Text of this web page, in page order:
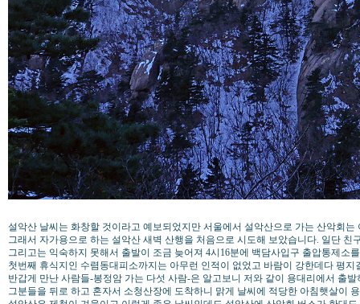
설악산 날씨는 화창할 것이라고 예보되었지만 서울에서 설악산으로 가는 산악회
그래서 자가용으로 하는 설악산 새벽 산행을 처음으로 시도해 보았습니다. 일단 친
그리고는 익숙하지 못해서 출발이 조금 늦어져 4시16분에 백담사입구 출압통제소
첫번째 휴식지인 수렴동대피소까지는 아무런 인적이 없었고 바람이 강한데다 평
반갑게 만난 사람들-봉정암 가는 다섯 사람-은 알고보니 저와 같이 용대리에서 출
그분들을 뒤로 하고 혼자서 소청산장에 도착하니 맑게 날씨에 적당한 아침햇살이